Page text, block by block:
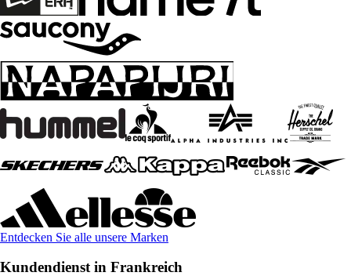
Entdecken Sie alle unsere Marken
Kundendienst in Frankreich